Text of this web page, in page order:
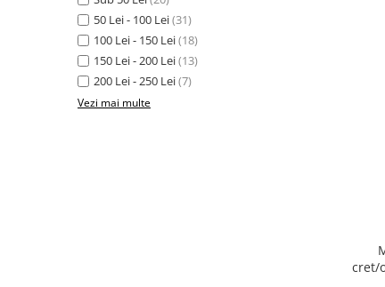
50 Lei - 100 Lei(31)
100 Lei - 150 Lei(18)
150 Lei - 200 Lei(13)
200 Lei - 250 Lei(7)
Vezi mai multe
cret/